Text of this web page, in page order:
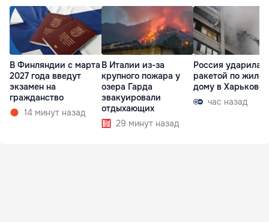
В Финляндии с марта
2027 года введут
экзамен на
гражданство
14 минут назад
В Италии из-за
крупного пожара у
озера Гарда
эвакуировали
отдыхающих
29 минут назад
Россия ударила
ракетой по
дому в Харькове
час назад